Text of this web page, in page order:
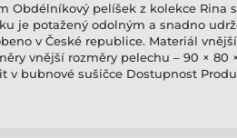
Obdélníkový pelíšek z kolekce
je potažený odolným a snadno
v České republice. Materiál
vnější rozměry pelechu – 90 ×
v bubnové sušičce Dostupnost